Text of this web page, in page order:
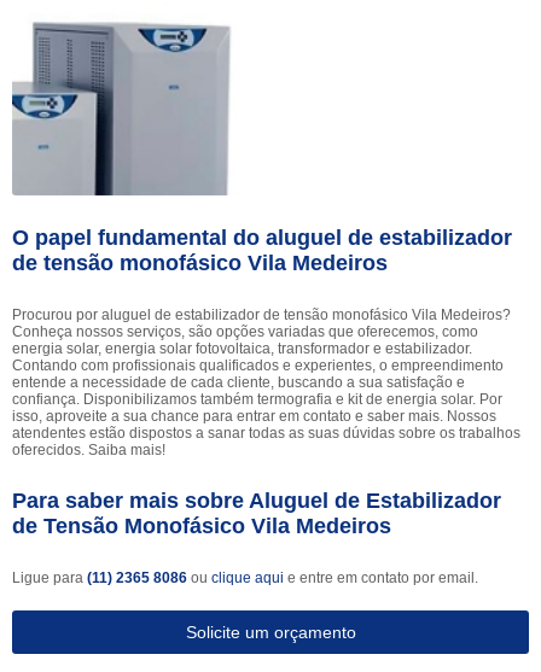
O papel fundamental do aluguel de estabilizador
de tensão monofásico Vila Medeiros
Procurou por aluguel de estabilizador de tensão monofásico Vila Medeiros?
Conheça nossos serviços, são opções variadas que oferecemos, como
energia solar, energia solar fotovoltaica, transformador e estabilizador.
Contando com profissionais qualificados e experientes, o empreendimento
entende a necessidade de cada cliente, buscando a sua satisfação e
confiança. Disponibilizamos também termografia e kit de energia solar. Por
isso, aproveite a sua chance para entrar em contato e saber mais. Nossos
atendentes estão dispostos a sanar todas as suas dúvidas sobre os trabalhos
oferecidos. Saiba mais!
Para saber mais sobre Aluguel de Estabilizador
de Tensão Monofásico Vila Medeiros
Ligue para (11) 2365 8086 ou clique aqui e entre em contato por email.
Solicite um orçamento